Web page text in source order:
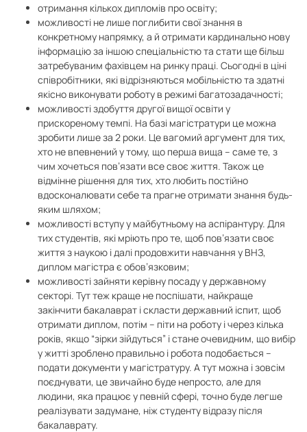
отримання кількох дипломів про освіту;
можливості не лише поглибити свої знання в
конкретному напрямку, а й отримати кардинально нову
інформацію за іншою спеціальністю та стати ще більш
затребуваним фахівцем на ринку праці. Сьогодні в ціні
співробітники, які відрізняються мобільністю та здатні
якісно виконувати роботу в режимі багатозадачності;
можливості здобуття другої вищої освіти у
прискореному темпі. На базі магістратури це можна
зробити лише за 2 роки. Це вагомий аргумент для тих,
хто не впевнений у тому, що перша вища – саме те, з
чим хочеться пов’язати все своє життя. Також це
відмінне рішення для тих, хто любить постійно
вдосконалювати себе та прагне отримати знання будь-
яким шляхом;
можливості вступу у майбутньому на аспірантуру. Для
тих студентів, які мріють про те, щоб пов’язати своє
життя з наукою і далі продовжити навчання у ВНЗ,
диплом магістра є обов’язковим;
можливості зайняти керівну посаду у державному
секторі. Тут теж краще не поспішати, найкраще
закінчити бакалаврат і скласти державний іспит, щоб
отримати диплом, потім – піти на роботу і через кілька
років, якщо “зірки зійдуться” і стане очевидним, що вибір
у житті зроблено правильно і робота подобається –
подати документи у магістратуру. А тут можна і зовсім
поєднувати, це звичайно буде непросто, але для
людини, яка працює у певній сфері, точно буде легше
реалізувати задумане, ніж студенту відразу після
бакалаврату.